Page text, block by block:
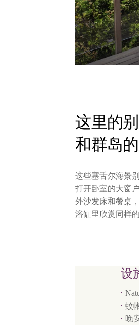
这里的
和群岛
这些塞舌尔海景
打开卧室的大窗
外沙发床和餐桌
浴缸里欣赏同样的
设
蚊
晚